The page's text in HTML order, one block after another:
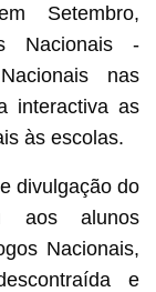
Setembro,
Nacionais -
nas
interactiva as
às escolas.
divulgação do
aos alunos
Nacionais,
e